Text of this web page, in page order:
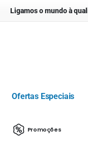
Ligamos o mundo à
Ofertas Especiais
Promoções